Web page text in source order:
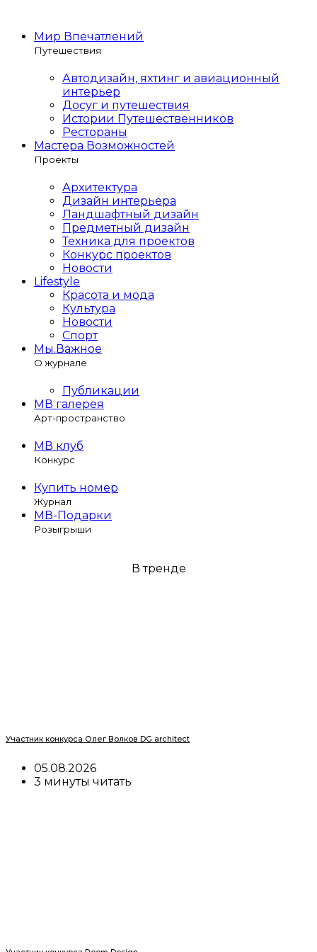
Мир Впечатлений
Путешествия
Автодизайн, яхтинг и авиационный
интерьер
Досуг и путешествия
Истории Путешественников
Рестораны
Мастера Возможностей
Проекты
Архитектура
Дизайн интерьера
Ландшафтный дизайн
Предметный дизайн
Техника для проектов
Конкурс проектов
Новости
Lifestyle
Красота и мода
Культура
Новости
Спорт
Мы.Важное
О журнале
Публикации
МВ галерея
Арт-пространство
МВ клуб
Конкурс
Купить номер
Журнал
МВ-Подарки
Розыгрыши
В тренде
Участник конкурса Олег Волков DG architect
05.08.2026
3 минуты читать